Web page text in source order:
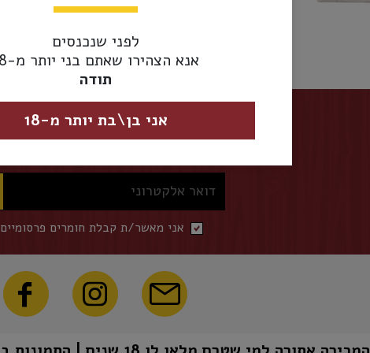
השארו מעודכנים
דואר אלקטרוני
אני מאשר/ת קבלת חומרים פרסומיים
לפני שנכנסים
אנא הצהירו שאתם בני יותר מ-18
תודה
אני בן\בת יותר מ-18